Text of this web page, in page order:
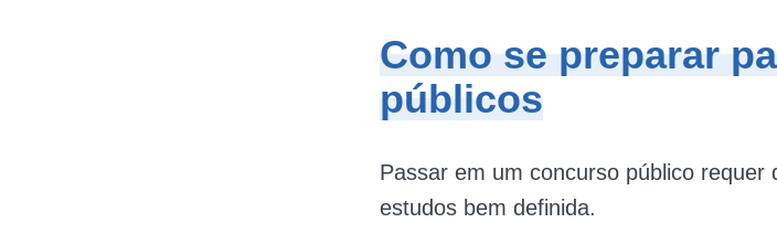
Como se preparar
públicos
Passar em um concurso público requer
estudos bem definida.